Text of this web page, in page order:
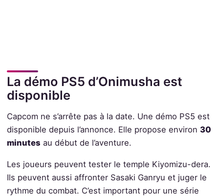
La démo PS5 d’Onimusha est
disponible
Capcom ne s’arrête pas à la date. Une démo PS5 est
disponible depuis l’annonce. Elle propose environ 30
minutes au début de l’aventure.
Les joueurs peuvent tester le temple Kiyomizu-dera.
Ils peuvent aussi affronter Sasaki Ganryu et juger le
rythme du combat. C’est important pour une série